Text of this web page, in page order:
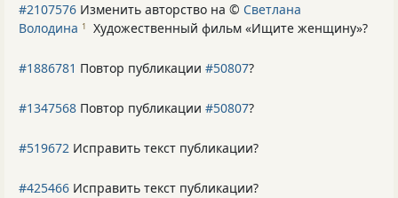
#2107576 Изменить авторство на © Светлана
Володина 1 Художественный фильм «Ищите женщину»?
#1886781 Повтор публикации #50807?
#1347568 Повтор публикации #50807?
#519672 Исправить текст публикации?
#425466 Исправить текст публикации?